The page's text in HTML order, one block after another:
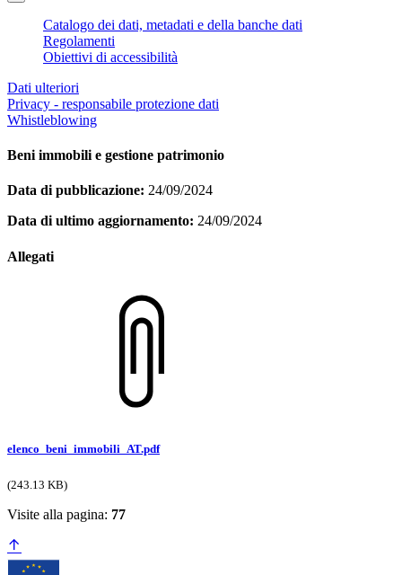
Catalogo dei dati, metadati e della banche dati
Regolamenti
Obiettivi di accessibilità
Dati ulteriori
Privacy - responsabile protezione dati
Whistleblowing
Beni immobili e gestione patrimonio
Data di pubblicazione: 24/09/2024
Data di ultimo aggiornamento: 24/09/2024
Allegati
elenco_beni_immobili_AT.pdf
(243.13 KB)
Visite alla pagina: 77